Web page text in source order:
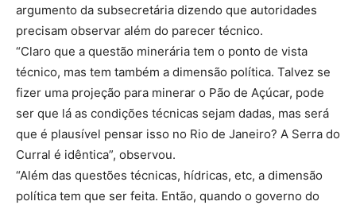
argumento da subsecretária dizendo que autoridades
precisam observar além do parecer técnico.
“Claro que a questão minerária tem o ponto de vista
técnico, mas tem também a dimensão política. Talvez se
fizer uma projeção para minerar o Pão de Açúcar, pode
ser que lá as condições técnicas sejam dadas, mas será
que é plausível pensar isso no Rio de Janeiro? A Serra do
Curral é idêntica”, observou.
“Além das questões técnicas, hídricas, etc, a dimensão
política tem que ser feita. Então, quando o governo do